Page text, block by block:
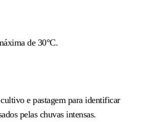
de 30°C.
e pastagem para identificar
pelas chuvas intensas.